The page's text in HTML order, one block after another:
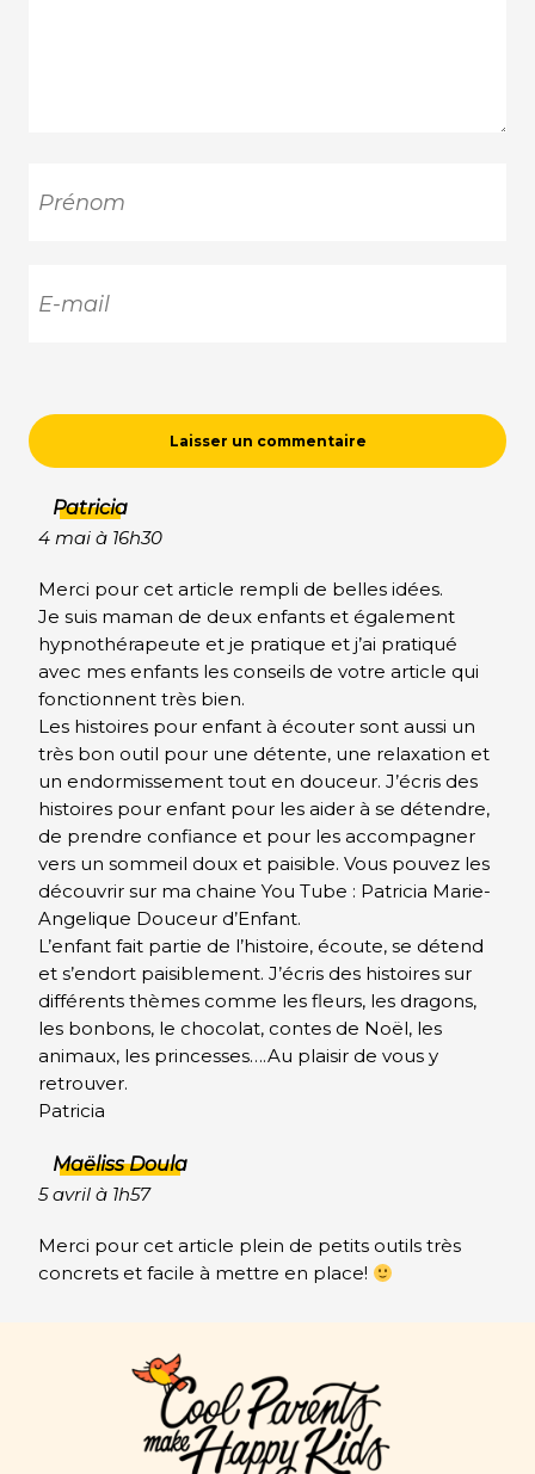
Patricia
4 mai à 16h30
Merci pour cet article rempli de belles idées.
Je suis maman de deux enfants et également
hypnothérapeute et je pratique et j’ai pratiqué
avec mes enfants les conseils de votre article qui
fonctionnent très bien.
Les histoires pour enfant à écouter sont aussi un
très bon outil pour une détente, une relaxation et
un endormissement tout en douceur. J’écris des
histoires pour enfant pour les aider à se détendre,
de prendre confiance et pour les accompagner
vers un sommeil doux et paisible. Vous pouvez les
découvrir sur ma chaine You Tube : Patricia Marie-
Angelique Douceur d’Enfant.
L’enfant fait partie de l’histoire, écoute, se détend
et s’endort paisiblement. J’écris des histoires sur
différents thèmes comme les fleurs, les dragons,
les bonbons, le chocolat, contes de Noël, les
animaux, les princesses….Au plaisir de vous y
retrouver.
Patricia
Maëliss Doula
5 avril à 1h57
Merci pour cet article plein de petits outils très
concrets et facile à mettre en place!